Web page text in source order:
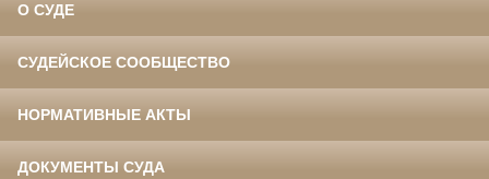
О СУДЕ
СУДЕЙСКОЕ СООБЩЕСТВО
НОРМАТИВНЫЕ АКТЫ
ДОКУМЕНТЫ СУДА